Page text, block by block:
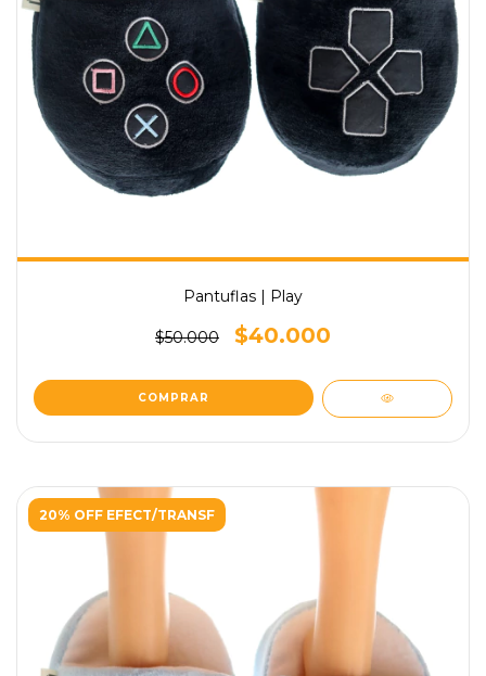
Pantuflas | Play
$50.000 $40.000
COMPRAR
20% OFF EFECT/TRANSF